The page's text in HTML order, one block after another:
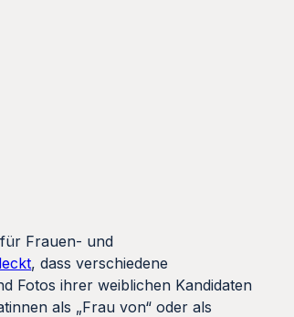
Frauen- und
, dass verschiedene
Fotos ihrer weiblichen Kandidaten
als „Frau von“ oder als